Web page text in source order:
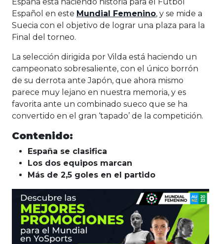
Español en este Mundial Femenino, y se mide a
Suecia con el objetivo de lograr una plaza para la
Final del torneo.
La selección dirigida por Vilda está haciendo un
campeonato sobresaliente, con el único borrón
de su derrota ante Japón, que ahora mismo
parece muy lejano en nuestra memoria, y es
favorita ante un combinado sueco que se ha
convertido en el gran ‘tapado’ de la competición.
Contenido:
España se clasifica
Los dos equipos marcan
Más de 2,5 goles en el partido